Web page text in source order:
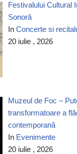
Festivalului Cultural
Sonoră
InConcerte si
20 iulie , 2026
Muzeul de Foc –
transformatoare a
contemporană
In Evenimente
20 iulie , 2026